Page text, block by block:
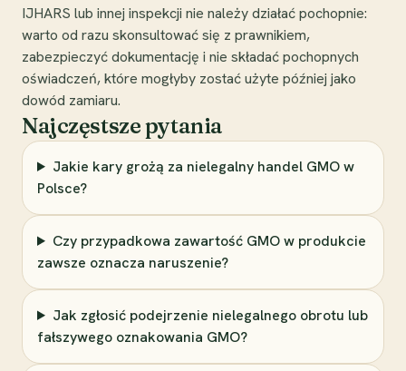
IJHARS lub innej inspekcji nie należy działać pochopnie:
warto od razu skonsultować się z prawnikiem,
zabezpieczyć dokumentację i nie składać pochopnych
oświadczeń, które mogłyby zostać użyte później jako
dowód zamiaru.
Najczęstsze pytania
Jakie kary grożą za nielegalny handel GMO w
Polsce?
Czy przypadkowa zawartość GMO w produkcie
zawsze oznacza naruszenie?
Jak zgłosić podejrzenie nielegalnego obrotu lub
fałszywego oznakowania GMO?